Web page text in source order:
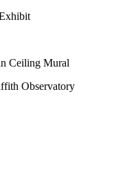
Observatory